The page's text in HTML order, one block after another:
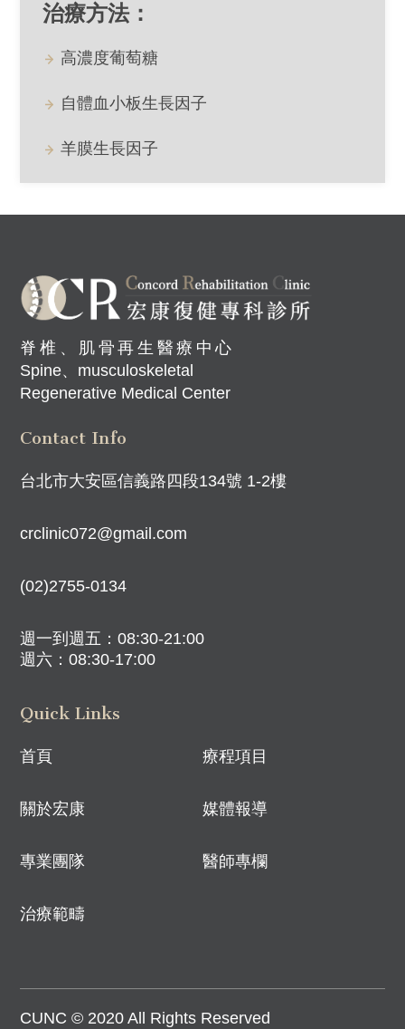
治療方法：
高濃度葡萄糖
自體血小板生長因子
羊膜生長因子
脊椎、肌骨再生醫療中心
Spine、musculoskeletal
Regenerative Medical Center
Contact Info
台北市大安區信義路四段134號 1-2樓
crclinic072@gmail.com
(02)2755-0134
週一到週五：08:30-21:00
週六：08:30-17:00
Quick Links
首頁
關於宏康
專業團隊
治療範疇
療程項目
媒體報導
醫師專欄
CUNC © 2020 All Rights Reserved